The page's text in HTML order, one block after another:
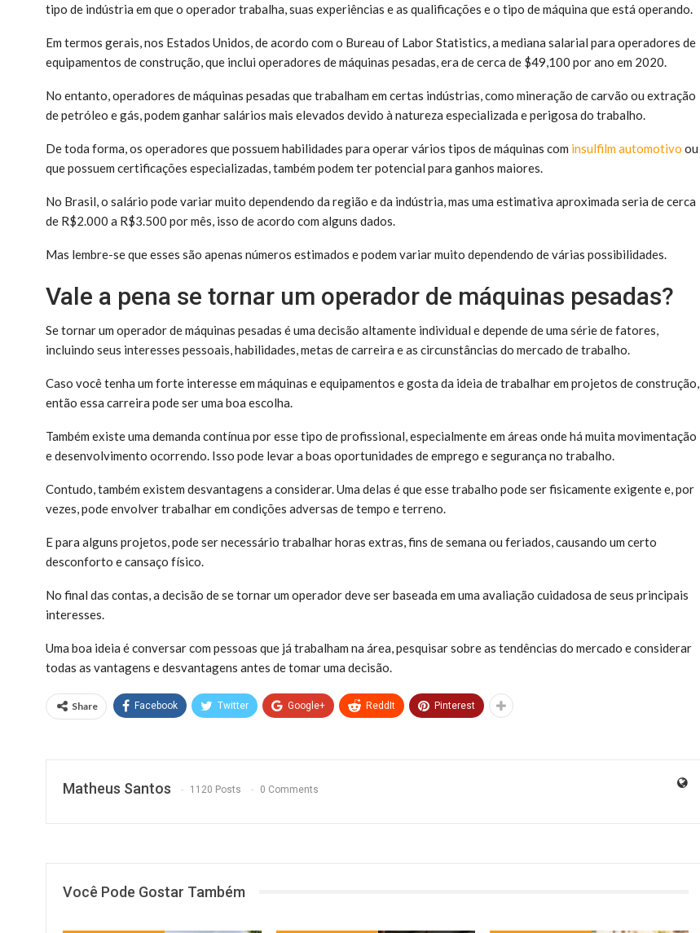
tipo de indústria em que o operador trabalha, suas experiências e as qualificações e o tipo de máquina que está operando.
Em termos gerais, nos Estados Unidos, de acordo com o Bureau of Labor Statistics, a mediana salarial para operadores de
equipamentos de construção, que inclui operadores de máquinas pesadas, era de cerca de $49,100 por ano em 2020.
No entanto, operadores de máquinas pesadas que trabalham em certas indústrias, como mineração de carvão ou extração
de petróleo e gás, podem ganhar salários mais elevados devido à natureza especializada e perigosa do trabalho.
De toda forma, os operadores que possuem habilidades para operar vários tipos de máquinas com insulfilm automotivo ou
que possuem certificações especializadas, também podem ter potencial para ganhos maiores.
No Brasil, o salário pode variar muito dependendo da região e da indústria, mas uma estimativa aproximada seria de cerca
de R$2.000 a R$3.500 por mês, isso de acordo com alguns dados.
Mas lembre-se que esses são apenas números estimados e podem variar muito dependendo de várias possibilidades.
Vale a pena se tornar um operador de máquinas pesadas?
Se tornar um operador de máquinas pesadas é uma decisão altamente individual e depende de uma série de fatores,
incluindo seus interesses pessoais, habilidades, metas de carreira e as circunstâncias do mercado de trabalho.
Caso você tenha um forte interesse em máquinas e equipamentos e gosta da ideia de trabalhar em projetos de construção,
então essa carreira pode ser uma boa escolha.
Também existe uma demanda contínua por esse tipo de profissional, especialmente em áreas onde há muita movimentação
e desenvolvimento ocorrendo. Isso pode levar a boas oportunidades de emprego e segurança no trabalho.
Contudo, também existem desvantagens a considerar. Uma delas é que esse trabalho pode ser fisicamente exigente e, por
vezes, pode envolver trabalhar em condições adversas de tempo e terreno.
E para alguns projetos, pode ser necessário trabalhar horas extras, fins de semana ou feriados, causando um certo
desconforto e cansaço físico.
No final das contas, a decisão de se tornar um operador deve ser baseada em uma avaliação cuidadosa de seus principais
interesses.
Uma boa ideia é conversar com pessoas que já trabalham na área, pesquisar sobre as tendências do mercado e considerar
todas as vantagens e desvantagens antes de tomar uma decisão.
Share Facebook Twitter Google+ ReddIt Pinterest
Matheus Santos 1120 Posts 0 Comments
Você Pode Gostar Também